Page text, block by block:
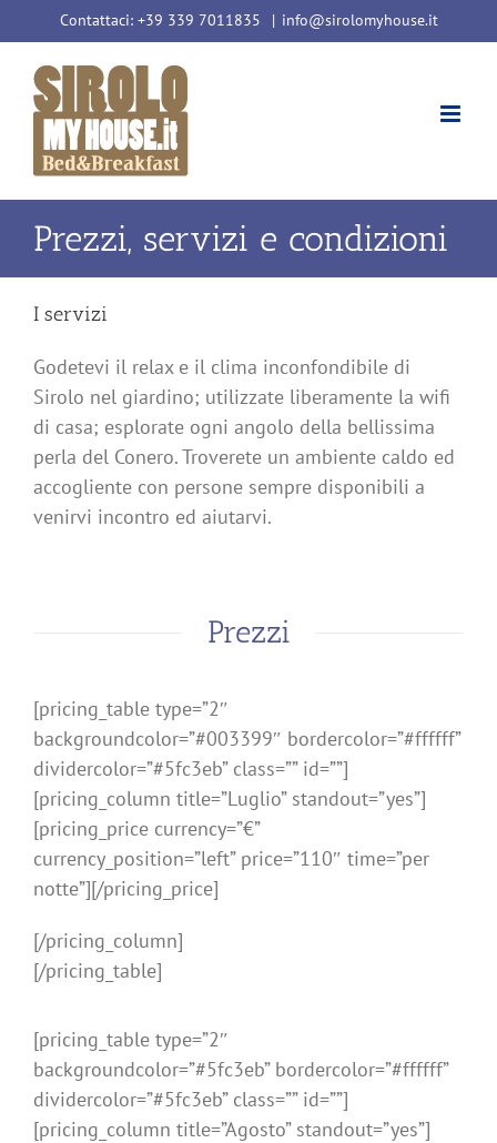
al
contenuto
Contattaci: +39 339 7011835 | info@sirolomyhouse.it
Prezzi, servizi e condizioni
I servizi
Godetevi il relax e il clima inconfondibile di
Sirolo nel giardino; utilizzate liberamente la wifi
di casa; esplorate ogni angolo della bellissima
perla del Conero.Troverete un ambiente caldo ed
accogliente con persone sempre disponibili a
venirvi incontro ed aiutarvi.
Prezzi
[pricing_table type=”2″
backgroundcolor=”#003399″ bordercolor=”#ffffff”
dividercolor=”#5fc3eb” class=”” id=””]
[pricing_column title=”Luglio” standout=”yes”]
[pricing_price currency=”€”
currency_position=”left” price=”110″ time=”per
notte”][/pricing_price]
[/pricing_column]
[/pricing_table]
[pricing_table type=”2″
backgroundcolor=”#5fc3eb” bordercolor=”#ffffff”
dividercolor=”#5fc3eb” class=”” id=””]
[pricing_column title=”Agosto” standout=”yes”]